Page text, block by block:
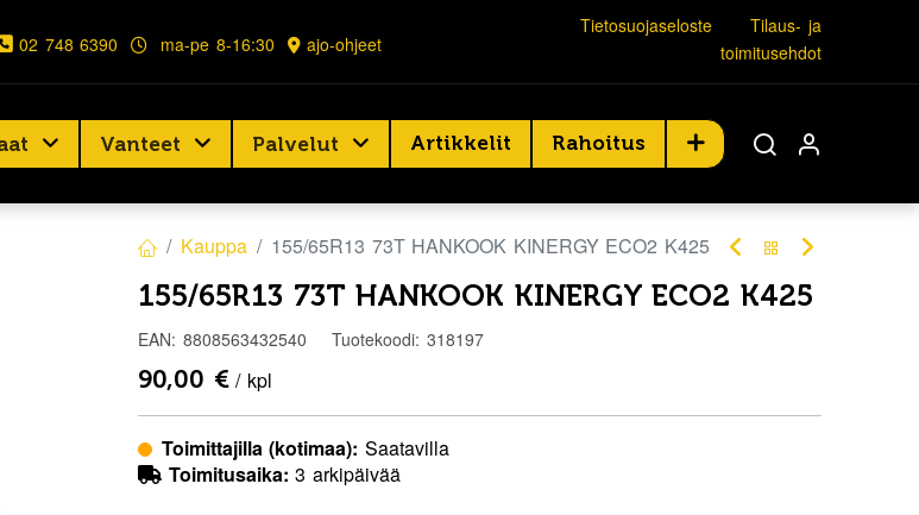
02 748 6390 ma-pe 8-16:30 ajo-ohjeet
Tietosuojaseloste
Tilaus- ja
toimitusehdot
Vanteet Palvelut Artikkelit Rahoitus
Kauppa 155/65R13 73T HANKOOK KINERGY ECO2 K425
155/65R13 73T HANKOOK KINERGY ECO2 K425
EAN: 8808563432540 Tuotekoodi: 318197
90,00 € / kpl
Toimittajilla (kotimaa): Saatavilla
Toimitusaika: 3 arkipäivää